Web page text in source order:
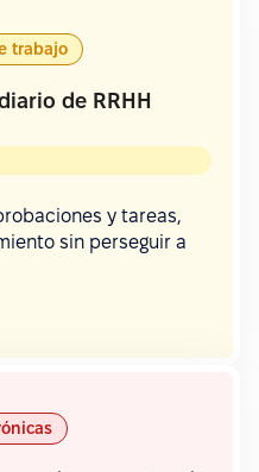
trabajo
de RRHH
y tareas,
sin perseguir a